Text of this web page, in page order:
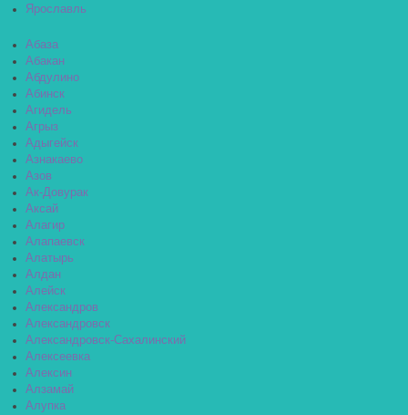
Ярославль
Абаза
Абакан
Абдулино
Абинск
Агидель
Агрыз
Адыгейск
Азнакаево
Азов
Ак-Довурак
Аксай
Алагир
Алапаевск
Алатырь
Алдан
Алейск
Александров
Александровск
Александровск-Сахалинский
Алексеевка
Алексин
Алзамай
Алупка